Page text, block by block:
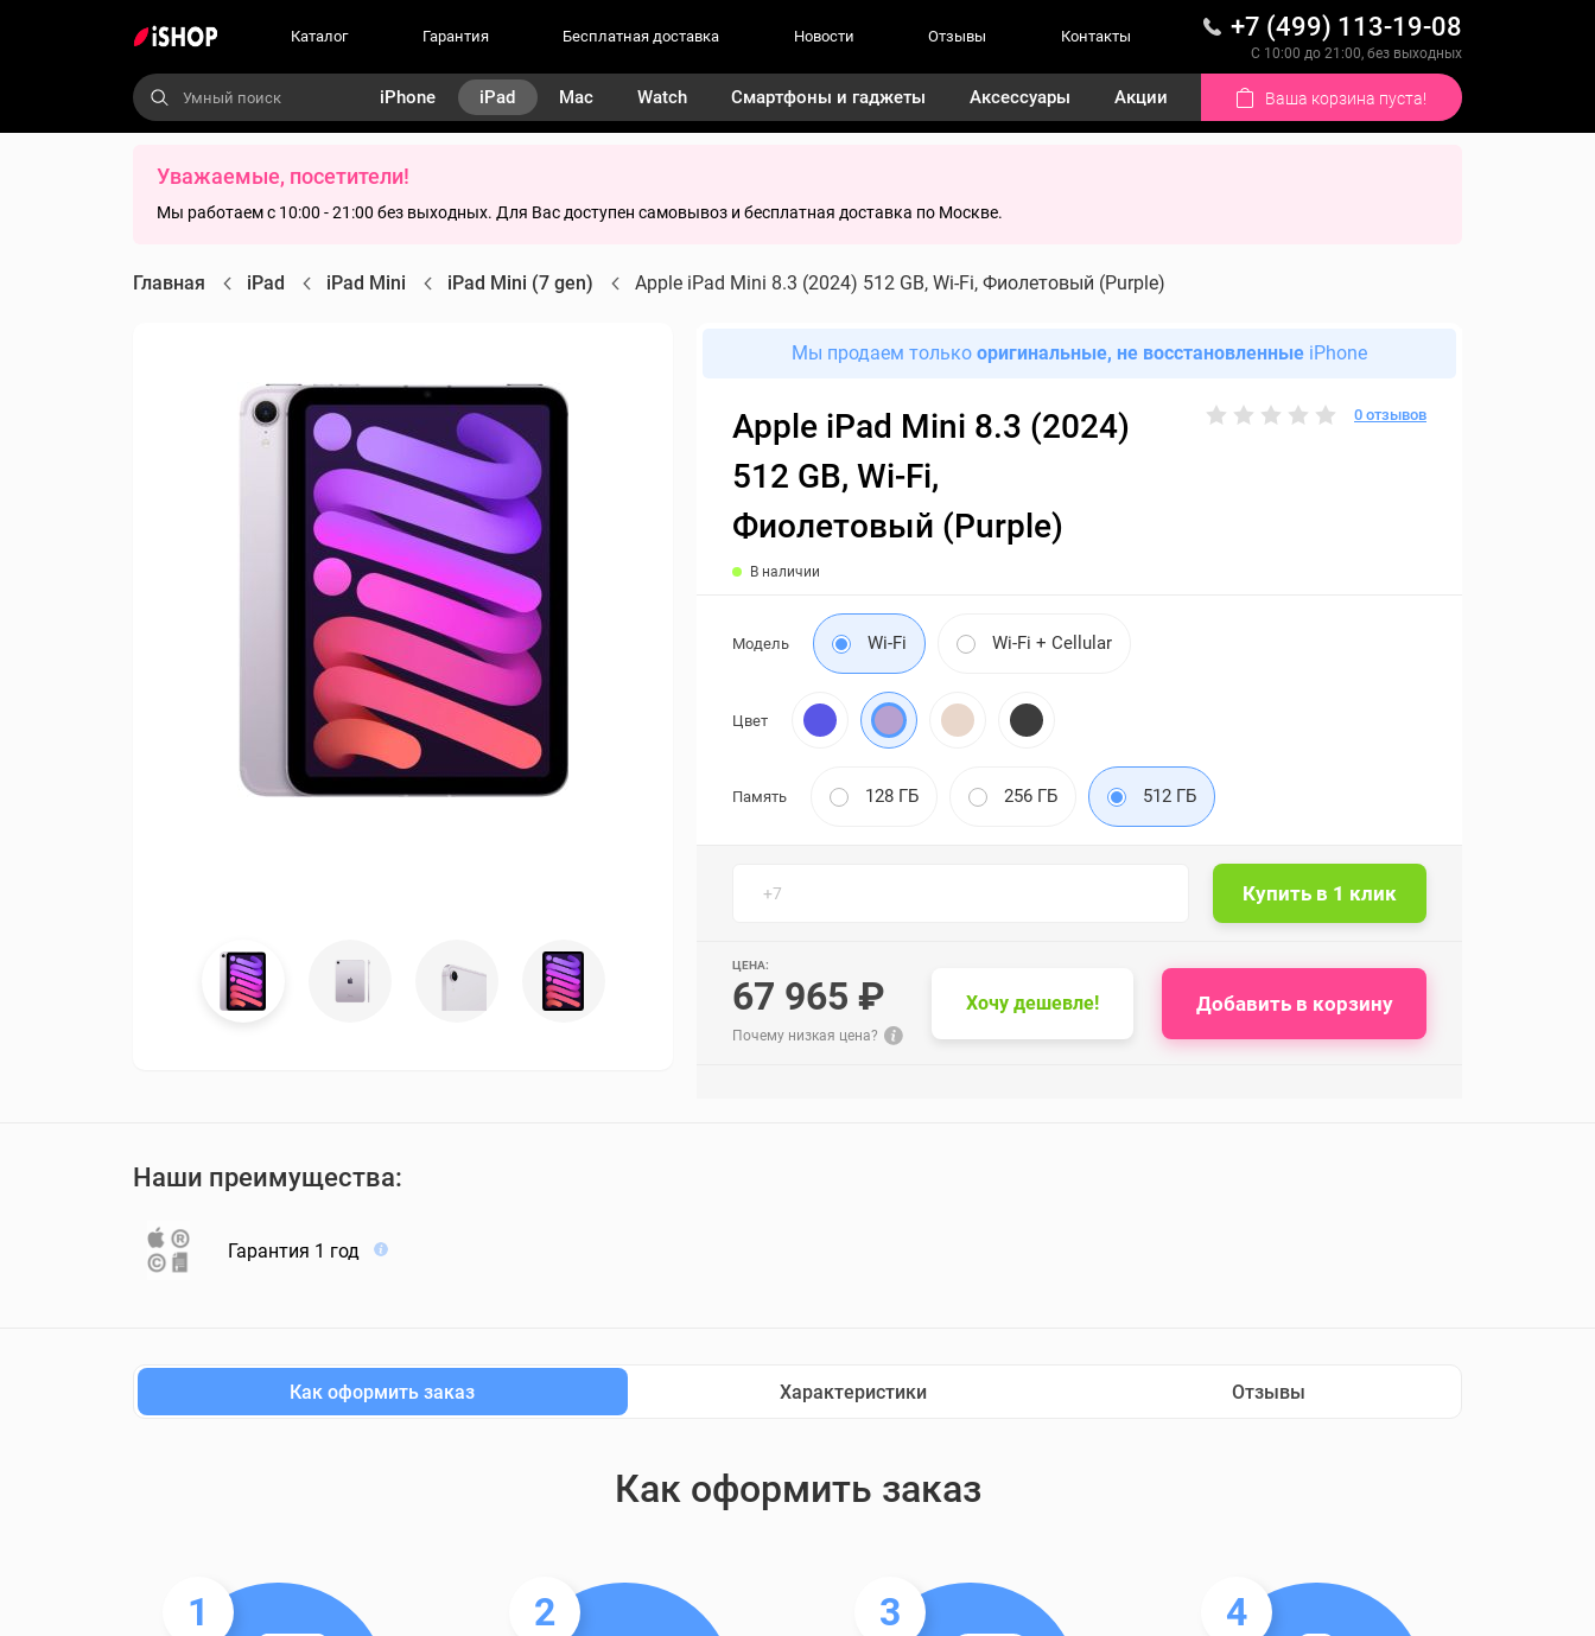
Каталог Гарантия Бесплатная доставка Новости Отзывы Контакты +7 (499) 113-19-08
С 10:00 до 21:00, без выходных
iPhone iPad Mac Watch Смартфоны и гаджеты Аксессуары Акции Ваша корзина пуста!
Уважаемые, посетители!
Мы работаем с 10:00 - 21:00 без выходных. Для Вас доступен самовывоз и бесплатная доставка по Москве.
Главная iPad iPad Mini iPad Mini (7 gen) Apple iPad Mini 8.3 (2024) 512 GB, Wi-Fi, Фиолетовый (Purple)
Мы продаем только оригинальные, не восстановленные iPhone
Apple iPad Mini 8.3 (2024)
512 GB, Wi-Fi,
Фиолетовый (Purple)
0 отзывов
В наличии
Модель Wi-Fi Wi-Fi + Cellular
Цвет
Память 128 ГБ 256 ГБ 512 ГБ
ЦЕНА:
67 965 ₽
Почему низкая цена?
Хочу дешевле! Добавить в корзину
Наши преимущества:
Гарантия 1 год
Как оформить заказ Характеристики Отзывы
Как оформить заказ
1 2 3 4